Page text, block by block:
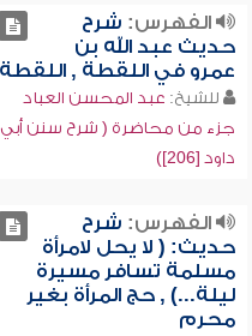
الفهرس: شرح
حديث عبد الله بن
عمرو في اللقطة , اللقطة
للشيخ: عبد المحسن العباد
جزء من محاضرة ( شرح سنن أبي
داود [206])
الفهرس: شرح
حديث: ( لا يحل لامرأة
مسلمة تسافر مسيرة
ليلة...) , حج المرأة بغير
محرم